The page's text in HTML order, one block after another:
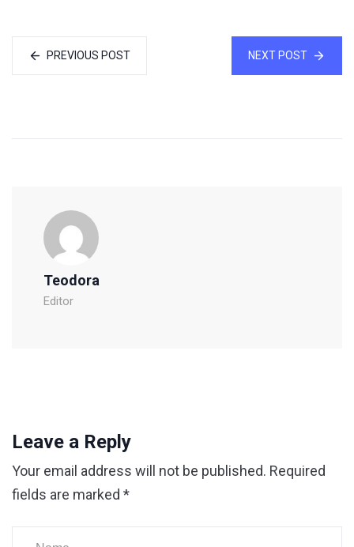
PREVIOUS POST NEXT POST
Teodora
Editor
Leave a Reply
Your email address will not be published. Required
fields are marked *